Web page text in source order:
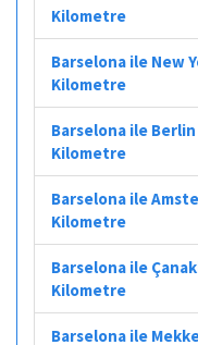
Kilometre
Barselona ile New
Kilometre
Barselona ile Berlin
Kilometre
Barselona ile
Kilometre
Barselona ile
Kilometre
Barselona ile